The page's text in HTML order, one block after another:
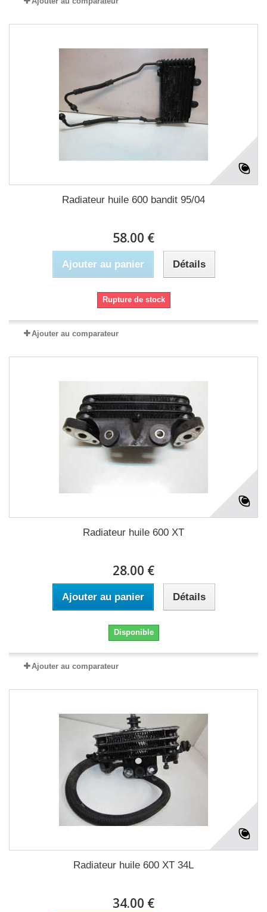
Radiateur huile 600 bandit 95/04
58.00 €
Ajouter au panier Détails
Rupture de stock
Ajouter au comparateur
Radiateur huile 600 XT
28.00 €
Ajouter au panier Détails
Disponible
Ajouter au comparateur
Radiateur huile 600 XT 34L
34.00 €